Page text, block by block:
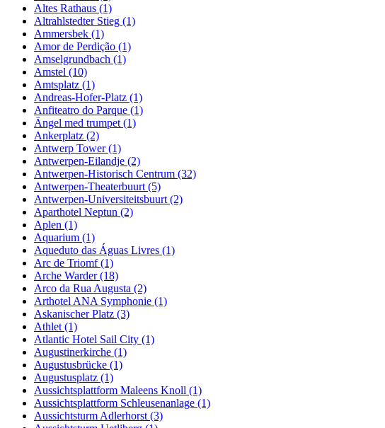
Altes Rathaus (1)
Altrahlstedter Stieg (1)
Ammersbek (1)
Amor de Perdição (1)
Amselgrundbach (1)
Amstel (10)
Amtsplatz (1)
Andreas-Hofer-Platz (1)
Anfiteatro do Parque (1)
Ängel med trumpet (1)
Ankerplatz (2)
Antwerp Tower (1)
Antwerpen-Eilandje (2)
Antwerpen-Historisch Centrum (32)
Antwerpen-Theaterbuurt (5)
Antwerpen-Universiteitsbuurt (2)
Aparthotel Neptun (2)
Aplen (1)
Aquarium (1)
Aqueduto das Águas Livres (1)
Arc de Triomf (1)
Arche Warder (18)
Arco da Rua Augusta (2)
Arthotel ANA Symphonie (1)
Askanischer Platz (3)
Athlet (1)
Atlantic Hotel Sail City (1)
Augustinerkirche (1)
Augustusbrücke (1)
Augustusplatz (1)
Aussichtsplattform Maleens Knoll (1)
Aussichtsplattform Schleusenanlage (1)
Aussichtsturm Adlerhorst (3)